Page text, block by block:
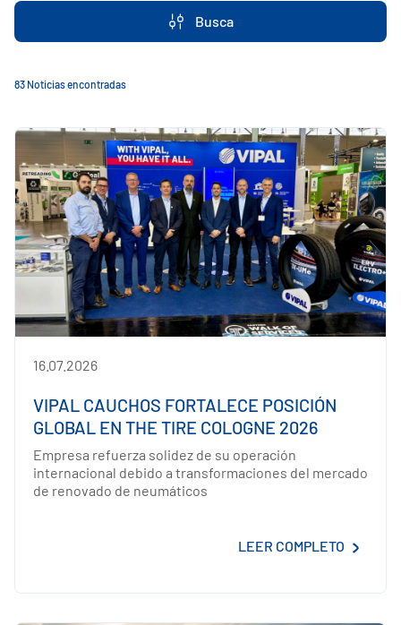
Busca
83 Noticias encontradas
16.07.2026
VIPAL CAUCHOS FORTALECE POSICIÓN
GLOBAL EN THE TIRE COLOGNE 2026
Empresa refuerza solidez de su operación
internacional debido a transformaciones del mercado
de renovado de neumáticos
LEER COMPLETO